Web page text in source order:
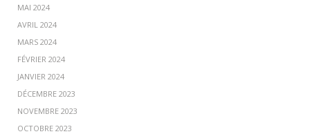
MAI 2024
AVRIL 2024
MARS 2024
FÉVRIER 2024
JANVIER 2024
DÉCEMBRE 2023
NOVEMBRE 2023
OCTOBRE 2023